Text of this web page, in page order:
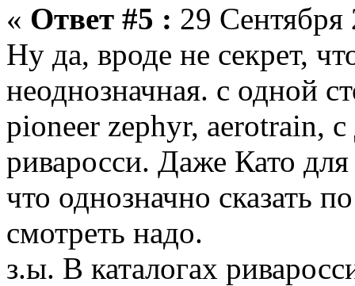
« Ответ #5 : 29
Ну да, вроде не секрет,
неоднозначная. с одной
pioneer zephyr, aerotrain,
риваросси. Даже Като
что однозначно сказать
смотреть надо.
з.ы. В каталогах